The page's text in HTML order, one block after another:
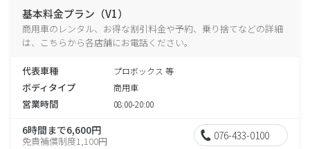
基本料金プラン（V1）
商用車のレンタル、お得な割引料金や予約、乗り捨てなどの詳細
は、こちらから各店舗にお電話ください。
代表車種 プロボックス 等
ボディタイプ 商用車
営業時間 08:00-20:00
6時間まで6,600円
免責補償制度1,100円 076-433-0100